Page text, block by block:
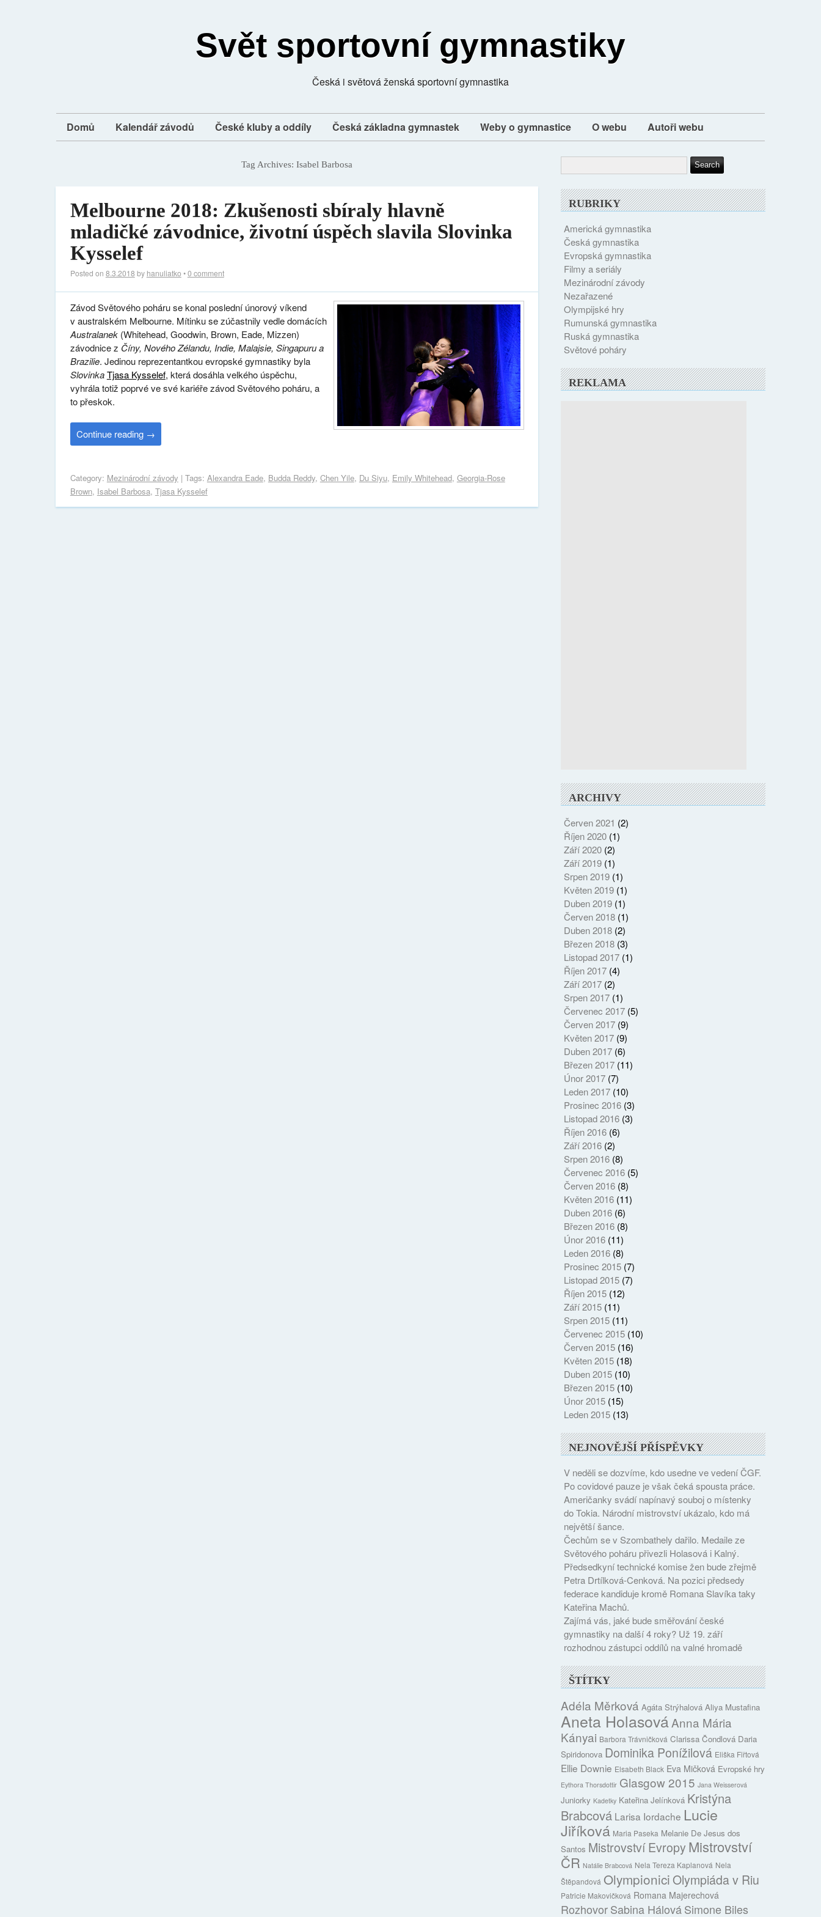
Svět sportovní gymnastiky
Česká i světová ženská sportovní gymnastika
Domů Kalendář závodů České kluby a oddíly Česká základna gymnastek Weby o gymnastice O webu Autoři webu
Tag Archives:Isabel Barbosa
Melbourne 2018: Zkušenosti sbíraly hlavně
mladičké závodnice, životní úspěch slavila Slovinka
Kysselef
Posted on 8.3.2018 by hanuliatko •0 comment
Závod Světového poháru se konal poslední únorový víkend
v australském Melbourne. Mítinku se zúčastnily vedle domácích
Australanek(Whitehead, Goodwin, Brown, Eade, Mizzen)
závodnice z Číny, Nového Zélandu, Indie, Malajsie, Singapuru a
Brazilie. Jedinou reprezentantkou evropské gymnastiky byla
SlovinkaTjasa Kysselef, která dosáhla velkého úspěchu,
vyhrála totiž poprvé ve své kariéře závod Světového poháru, a
to přeskok.
Continue reading →
Category: Mezinárodní závody | Tags: Alexandra Eade, Budda Reddy, Chen Yile, Du Siyu, Emily Whitehead, Georgia-Rose
Brown, Isabel Barbosa, Tjasa Kysselef
RUBRIKY
Americká gymnastika
Česká gymnastika
Evropská gymnastika
Filmy a seriály
Mezinárodní závody
Nezařazené
Olympijské hry
Rumunská gymnastika
Ruská gymnastika
Světové poháry
REKLAMA
ARCHIVY
Červen 2021 (2)
Říjen 2020(1)
Září 2020(2)
Září 2019(1)
Srpen 2019(1)
Květen 2019(1)
Duben 2019(1)
Červen 2018(1)
Duben 2018(2)
Březen 2018(3)
Listopad 2017(1)
Říjen 2017(4)
Září 2017(2)
Srpen 2017(1)
Červenec 2017(5)
Červen 2017(9)
Květen 2017(9)
Duben 2017(6)
Březen 2017(11)
Únor 2017(7)
Leden 2017(10)
Prosinec 2016(3)
Listopad 2016(3)
Říjen 2016(6)
Září 2016(2)
Srpen 2016(8)
Červenec 2016(5)
Červen 2016(8)
Květen 2016(11)
Duben 2016(6)
Březen 2016(8)
Únor 2016(11)
Leden 2016(8)
Prosinec 2015(7)
Listopad 2015(7)
Říjen 2015(12)
Září 2015(11)
Srpen 2015(11)
Červenec 2015(10)
Červen 2015(16)
Květen 2015(18)
Duben 2015(10)
Březen 2015(10)
Únor 2015(15)
Leden 2015(13)
NEJNOVĚJŠÍ PŘÍSPĚVKY
V neděli se dozvíme, kdo usedne ve vedení ČGF.
Po covidové pauze je však čeká spousta práce.
Američanky svádí napínavý souboj o místenky
do Tokia. Národní mistrovství ukázalo, kdo má
největší šance.
Čechům se v Szombathely dařilo. Medaile ze
Světového poháru přivezli Holasová i Kalný.
Předsedkyní technické komise žen bude zřejmě
Petra Drtílková-Cenková. Na pozici předsedy
federace kandiduje kromě Romana Slavíka taky
Kateřina Machů.
Zajímá vás, jaké bude směřování české
gymnastiky na další 4 roky? Už 19. září
rozhodnou zástupci oddílů na valné hromadě
ŠTÍTKY
Adéla Měrková Agáta Strýhalová Aliya Mustafina
Aneta HolasováAnna Mária
Kányai Barbora Trávničková Clarissa Čondlová Daria
Spiridonova Dominika Ponížilová Eliška Fiřtová
Ellie Downie Elsabeth Black Eva Mičková Evropské hry
Eythora Thorsdottir Glasgow 2015 Jana Weisserová
Juniorky Kadetky Kateřina Jelínková Kristýna
Brabcová Larisa Iordache Lucie
Jiříková Maria Paseka Melanie De Jesus dos
Santos Mistrovství Evropy Mistrovství
ČR Natálie Brabcová Nela Tereza Kaplanová Nela
Štěpandová OlympioniciOlympiáda v Riu
Patricie Makovičková Romana Majerechová
RozhovorSabina HálováSimone Biles